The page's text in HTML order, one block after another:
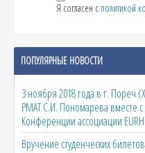
Я согласен с политикой
ПОПУЛЯРНЫЕ НОВОСТИ
3 ноября 2018 года в г. Пореч
РМАТ С.И. Пономарева вместе
Конференции ассоциации
Вручение студенческих